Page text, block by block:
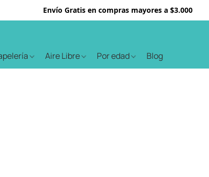
Envío Gratis en compras mayores a $3.000
Aire Libre Por edad Blog